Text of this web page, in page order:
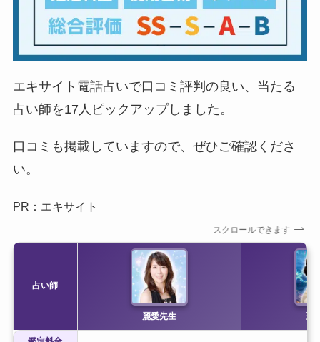
エキサイト電話占いで口コミ評判の良い、当たる
占い師を17人ピックアップしました。
口コミも掲載していますので、ぜひご確認くださ
い。
PR：エキサイト
スクロールできます
占い師
麗愛先生 玉